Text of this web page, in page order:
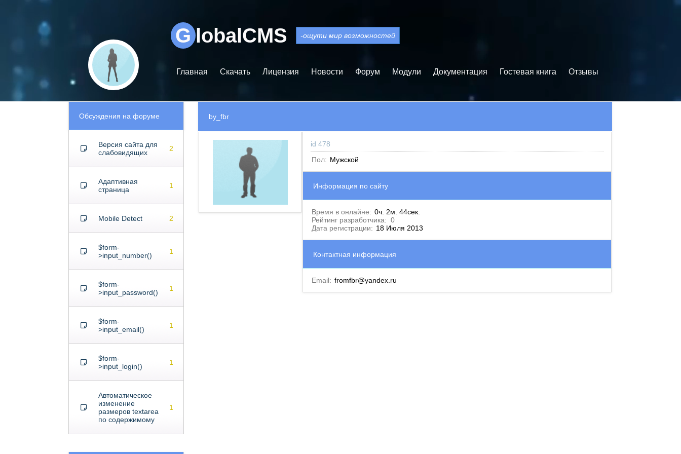
G lobalCMS -ощути мир возможностей
Главная Скачать Лицензия Новости Форум Модули Документация Гостевая книга Отзывы
Обсуждения на форуме
Версия сайта для
слабовидящих
2
Адаптивная
страница
1
Mobile Detect 2
$form-
>input_number()
1
$form-
>input_password()
1
$form-
>input_email()
1
$form-
>input_login()
1
Автоматическое
изменение
размеров textarea
по содержимому
1
by_fbr
id 478
Пол: Мужской
Информация по сайту
Время в онлайне: 0ч. 2м. 44сек.
Рейтинг разработчика: 0
Дата регистрации: 18 Июля 2013
Контактная информация
Email: fromfbr@yandex.ru